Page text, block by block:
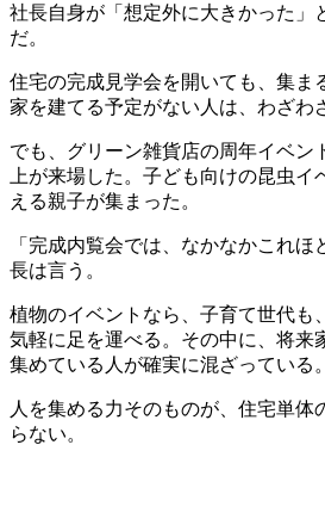
社長自身が「想定外に大きかった」
だ。
住宅の完成見学会を開いても、集ま
家を建てる予定がない人は、わざわ
でも、グリーン雑貨店の周年イベン
上が来場した。子ども向けの昆虫イ
える親子が集まった。
「完成内覧会では、なかなかこれ
長は言う。
植物のイベントなら、子育て世代も
気軽に足を運べる。その中に、将来
集めている人が確実に混ざっている。
人を集める力そのものが、住宅単体
らない。